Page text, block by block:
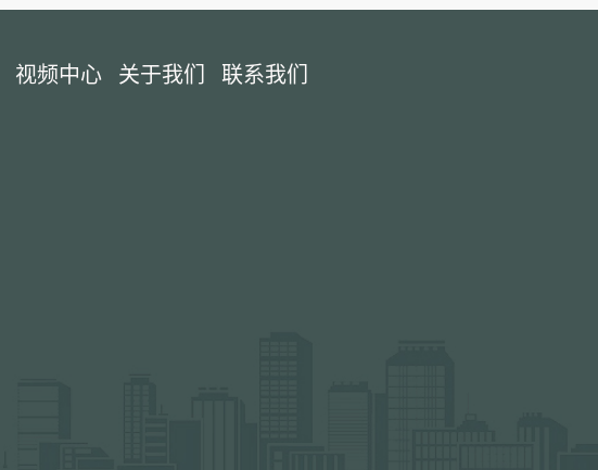
视频中心 关于我们 联系我们